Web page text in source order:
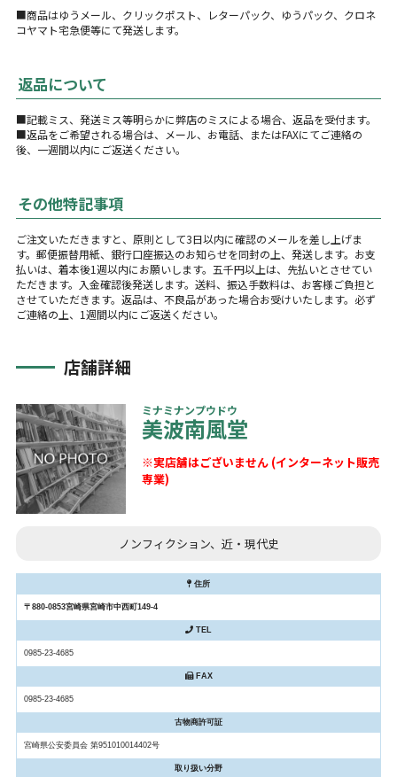
■商品はゆうメール、クリックポスト、レターパック、ゆうパック、クロネ
コヤマト宅急便等にて発送します。
返品について
■記載ミス、発送ミス等明らかに弊店のミスによる場合、返品を受付ます。
■返品をご希望される場合は、メール、お電話、またはFAXにてご連絡の
後、一週間以内にご返送ください。
その他特記事項
ご注文いただきますと、原則として3日以内に確認のメールを差し上げま
す。郵便振替用紙、銀行口座振込のお知らせを同封の上、発送します。お支
払いは、着本後1週以内にお願いします。五千円以上は、先払いとさせてい
ただきます。入金確認後発送します。送料、振込手数料は、お客様ご負担と
させていただきます。返品は、不良品があった場合お受けいたします。必ず
ご連絡の上、1週間以内にご返送ください。
店舗詳細
ミナミナンプウドウ
美波南風堂
※実店舗はございません (インターネット販売
専業)
ノンフィクション、近・現代史
住所
〒880-0853宮崎県宮崎市中西町149‐4
TEL
0985-23-4685
FAX
0985-23-4685
古物商許可証
宮崎県公安委員会 第951010014402号
取り扱い分野